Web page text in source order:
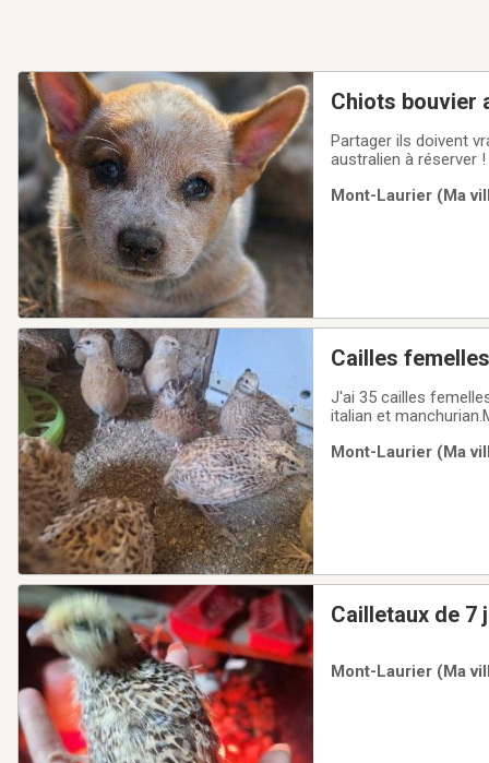
Chiots bouvier
Partager ils doivent
australien à réserver
Mont-Laurier (Ma
Cailles
J'ai 35 cailles
italian et
Mont-Laurier (Ma
Cailletaux de 7
Mont-Laurier (Ma